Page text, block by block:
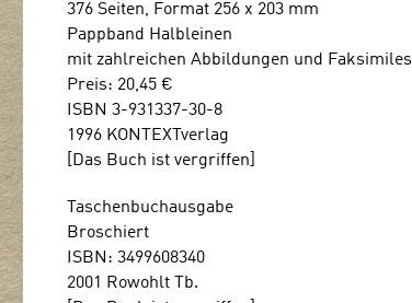
376 Seiten, Format 256 x 203 mm
Pappband Halbleinen
mit zahlreichen Abbildungen und Faksimiles
Preis: 20,45 €
ISBN 3-931337-30-8
1996 KONTEXTverlag
[Das Buch ist vergriffen]
Taschenbuchausgabe
Broschiert
ISBN: 3499608340
2001 Rowohlt Tb.